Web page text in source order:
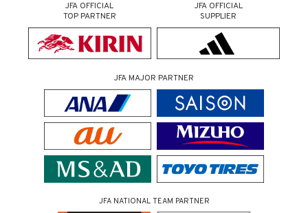
JFA OFFICIAL
TOP PARTNER
JFA OFFICIAL
SUPPLIER
JFA MAJOR PARTNER
JFA NATIONAL TEAM PARTNER